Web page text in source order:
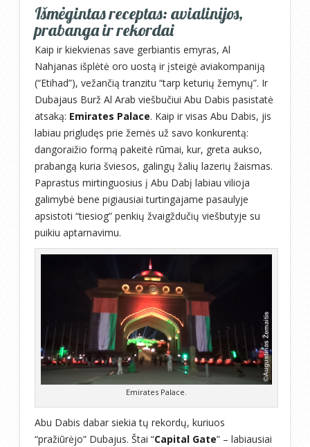
Išmėgintas receptas: avialinijos,
prabanga ir rekordai
Kaip ir kiekvienas save gerbiantis emyras, Al
Nahjanas išplėtė oro uostą ir įsteigė aviakompaniją
(“Etihad”), vežančią tranzitu “tarp keturių žemynų”. Ir
Dubajaus Burž Al Arab viešbučiui Abu Dabis pasistatė
atsaką: Emirates Palace. Kaip ir visas Abu Dabis, jis
labiau prigludęs prie žemės už savo konkurentą:
dangoraižio formą pakeitė rūmai, kur, greta aukso,
prabangą kuria šviesos, galingų žalių lazerių žaismas.
Paprastus mirtinguosius į Abu Dabį labiau vilioja
galimybė bene pigiausiai turtingajame pasaulyje
apsistoti “tiesiog” penkių žvaigždučių viešbutyje su
puikiu aptarnavimu.
Emirates Palace.
Abu Dabis dabar siekia tų rekordų, kuriuos
“pražiūrėjo” Dubajus. Štai “Capital Gate” – labiausiai